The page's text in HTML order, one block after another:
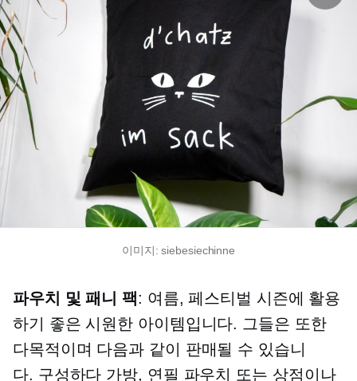
이미지: siebesiechinne
파우치 및 패니 팩: 여름, 페스티벌 시즌에 활용
하기 좋은 시원한 아이템입니다. 그들은 또한
다목적이며 다음과 같이 판매될 수 있습니
다. 구성하다 가방, 연필 파우치 또는 상점이나